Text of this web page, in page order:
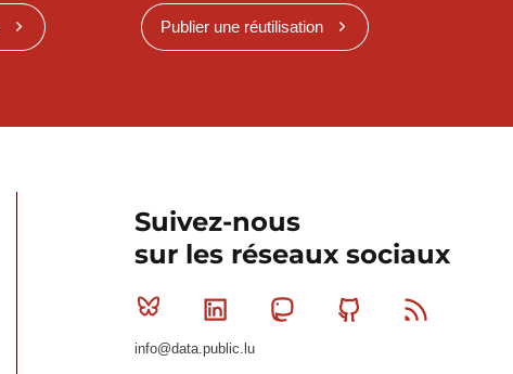
Publier une réutilisation
Suivez-nous
sur les réseaux sociaux
Bluesky Linkedin MastodonGithub
info@data.public.lu